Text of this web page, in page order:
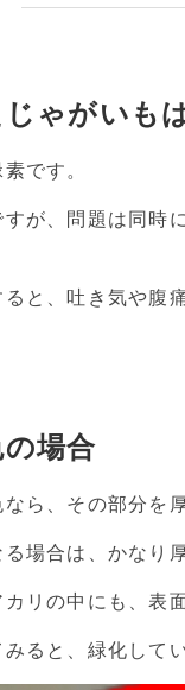
ゃがいも
です。
が、問題は同時
と、吐き気や腹
場合
ら、その部分を
場合は、かなり
リの中にも、表
ると、緑化して